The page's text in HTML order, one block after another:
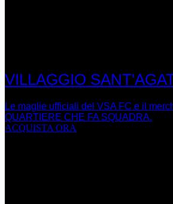
VILLAGGIO
Le maglie ufficiali del VSA FC e il
QUARTIERE CHE FA SQUADRA.
ACQUISTA ORA